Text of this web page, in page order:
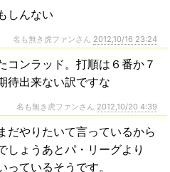
しんない
名も無き虎ファンさん 2012,10/16 23:24
コンラッド。打順は６番か７
待出来ない訳ですな
名も無き虎ファンさん 2012,10/20 4:39
だやりたいて言っているから
しょうあとパ・リーグより
ているそうです。